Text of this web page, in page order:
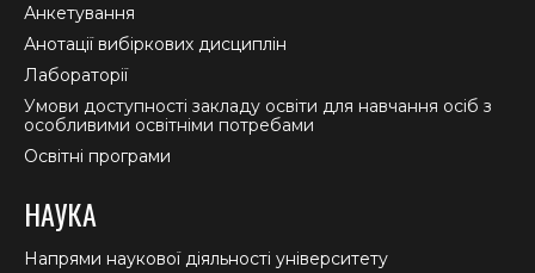
Анкетування
Анотації вибіркових дисциплін
Лабораторії
Умови доступності закладу освіти для навчання осіб з
особливими освітніми потребами
Освітні програми
НАУКА
Напрями наукової діяльності університету